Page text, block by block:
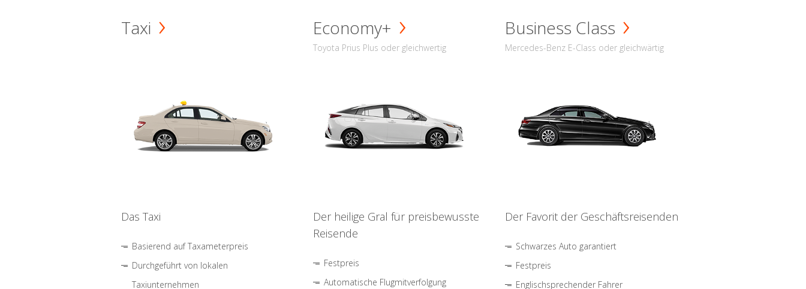
Taxi
Das Taxi
Basierend auf Taxameterpreis
Durchgeführt von lokalen
Taxiunternehmen
Economy+
Toyota Prius Plus oder gleichwertig
Der heilige Gral für preisbewusste
Reisende
Festpreis
Automatische Flugmitverfolgung
Business Class
Mercedes-Benz E-Class oder gleichwärtig
Der Favorit der Geschäftsreisenden
Schwarzes Auto garantiert
Festpreis
Englischsprechender Fahrer